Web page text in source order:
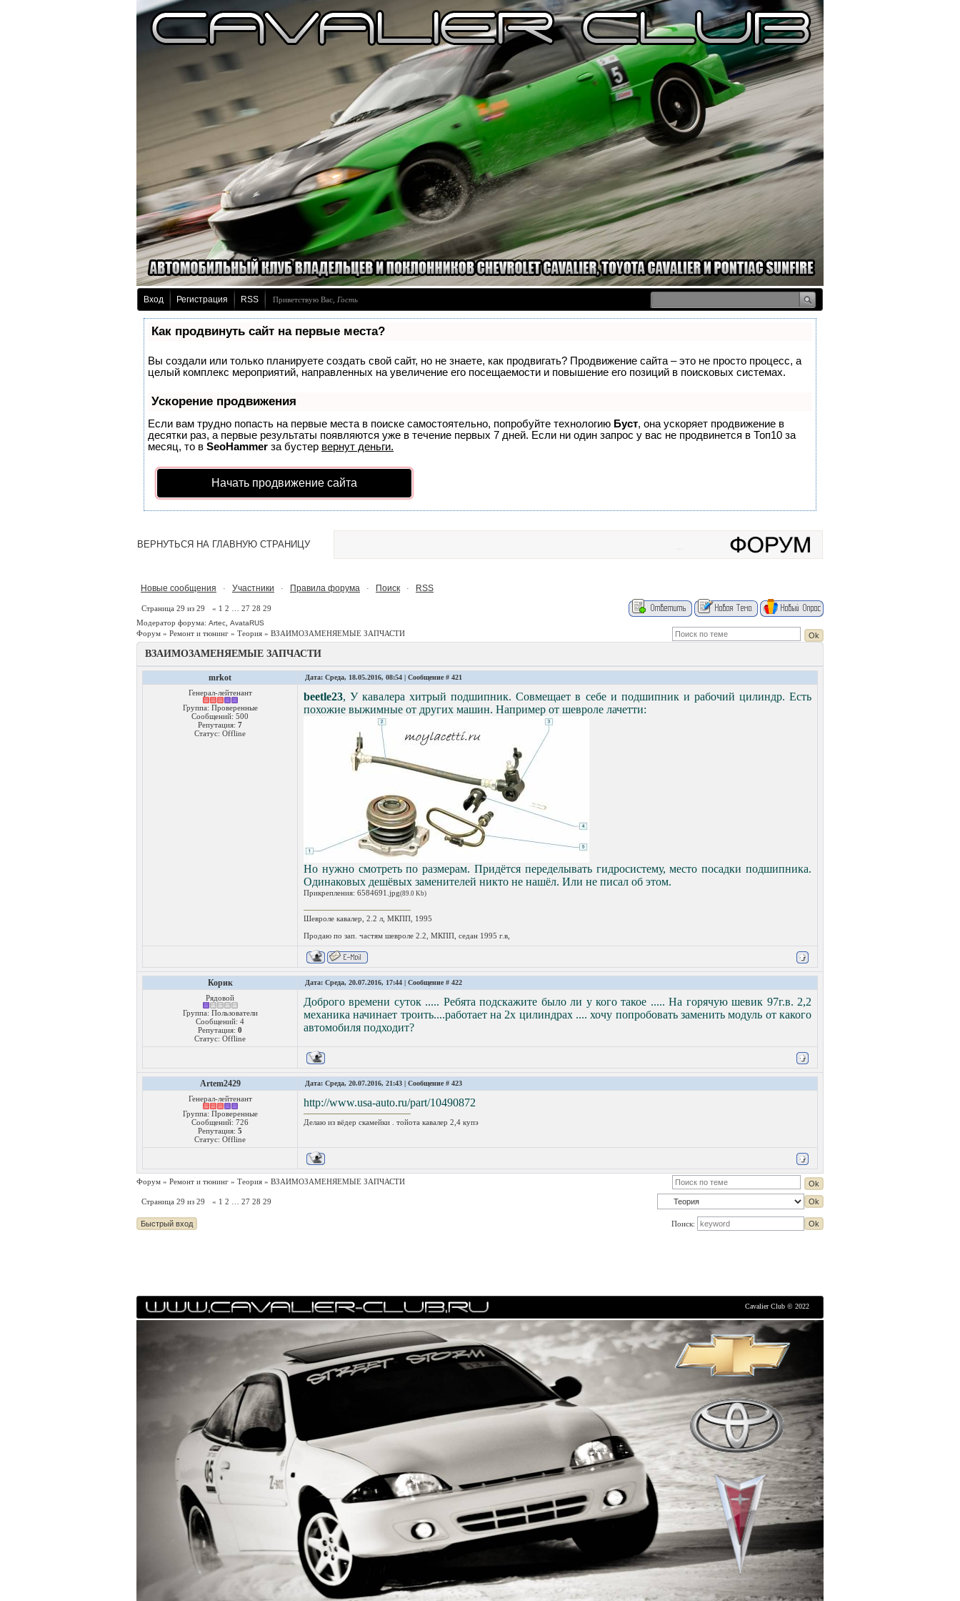
Вход Регистрация RSS Приветствую Вас Гость
Как продвинуть сайт на первые места?
Вы создали или только планируете создать свой сайт, но не знаете, как продвигать? Продвижение сайта – это не просто процесс, а
целый комплекс мероприятий, направленных на увеличение его посещаемости и повышение его позиций в поисковых системах.
Ускорение продвижения
Если вам трудно попасть на первые места в поиске самостоятельно, попробуйте технологию Буст, она ускоряет продвижение в
десятки раз, а первые результаты появляются уже в течение первых 7 дней. Если ни один запрос у вас не продвинется в Топ10 за
месяц, то в SeoHammer за бустер вернут деньги.
Начать продвижение сайта
ВЕРНУТЬСЯ НА ГЛАВНУЮ СТРАНИЦУ
Новые сообщения · Участники · Правила форума · Поиск · RSS
Страница 29 из 29 « 1 2 27 28 29
Модератор форума: Artec AvataRUS
Форум » Ремонт и тюнинг » Теория » ВЗАИМОЗАМЕНЯЕМЫЕ ЗАПЧАСТИ
ВЗАИМОЗАМЕНЯЕМЫЕ ЗАПЧАСТИ
mrkot Дата: Среда, 18.05.2016, 08:54 | Сообщение # 421
Генерал-лейтенант
Группа: Проверенные
Сообщений: 500
Репутация: 7
Статус: Offline
beetle23, У кавалера хитрый подшипник. Совмещает в себе и подшипник и рабочий цилиндр. Есть
похожие выжимные от других машин. Например от шевроле лачетти:
Но нужно смотреть по размерам. Придётся переделывать гидросистему, место посадки подшипника.
Одинаковых дешёвых заменителей никто не нашёл. Или не писал об этом.
Прикрепления: 6584691.jpg(89.0 Kb)
Шевроле кавалер, 2.2 л, МКПП, 1995
Продаю по зап. частям шевроле 2.2, МКПП, седан 1995 г.в,
Корик Дата: Среда, 20.07.2016, 17:44 | Сообщение # 422
Рядовой
Группа: Пользователи
Сообщений: 4
Репутация: 0
Статус: Offline
Доброго времени суток ..... Ребята подскажите было ли у кого такое ..... На горячую шевик 97г.в. 2,2
механика начинает троить....работает на 2х цилиндрах .... хочу попробовать заменить модуль от какого
автомобиля подходит?
Artem2429 Дата: Среда, 20.07.2016, 21:43 | Сообщение # 423
Генерал-лейтенант
Группа: Проверенные
Сообщений: 726
Репутация: 5
Статус: Offline
http://www.usa-auto.ru/part/10490872
Делаю из вёдер скамейки . тойота кавалер 2,4 купэ
Форум » Ремонт и тюнинг » Теория » ВЗАИМОЗАМЕНЯЕМЫЕ ЗАПЧАСТИ
Страница 29 из 29 « 1 2 27 28 29
Поиск:
Cavalier Club © 2022